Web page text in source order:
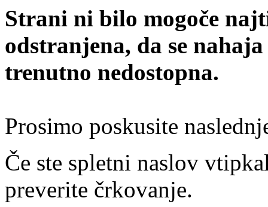
Strani ni bilo mogoče
odstranjena, da se
trenutno nedostopna.
Prosimo poskusite
Če ste spletni naslov
preverite črkovanje.